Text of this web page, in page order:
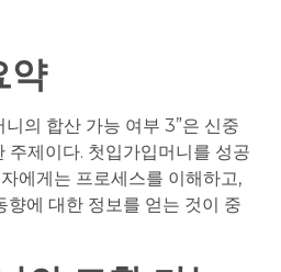
약
의 합산 가능 여부 3”은 신중
주제이다. 첫입가입머니를 성공
에게는 프로세스를 이해하고,
향에 대한 정보를 얻는 것이 중